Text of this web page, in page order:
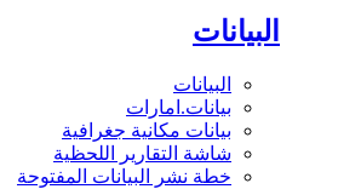
البيانات
البيانات
بيانات.امارات
بيانات مكانية جغرافية
شاشة التقارير اللحظية
خطة نشر البيانات المفتوحة